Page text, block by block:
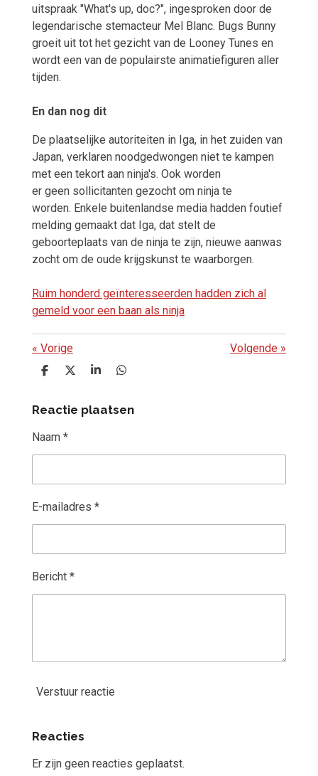
uitspraak "What's up, doc?", ingesproken door de
legendarische stemacteur Mel Blanc. Bugs Bunny
groeit uit tot het gezicht van de Looney Tunes en
wordt een van de populairste animatiefiguren aller
tijden.
En dan nog dit
De plaatselijke autoriteiten in Iga, in het zuiden van
Japan, verklaren noodgedwongen niet te kampen
met een tekort aan ninja's. Ook worden
er geensollicitanten gezocht om ninja te
worden. Enkele buitenlandse media hadden foutief
melding gemaakt dat Iga, dat stelt de
geboorteplaats van de ninja te zijn, nieuwe aanwas
zocht om de oude krijgskunst te waarborgen.
Ruim honderd geïnteresseerden hadden zich al
gemeld voor een baan als ninja
« Vorige Volgende »
D
e
D
l
S
r
D
e
Reactie plaatsen
Naam *
E-mailadres *
Bericht *
Verstuur reactie
Reacties
Er zijn geen reacties geplaatst.